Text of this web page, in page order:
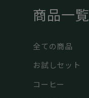
商品一覧
全ての商品
お試しセット
コーヒー